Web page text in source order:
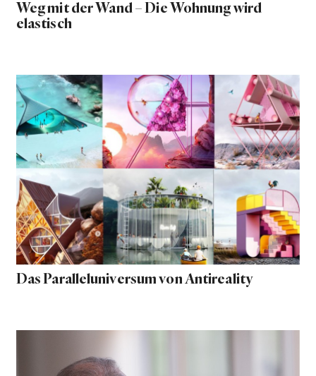
Weg mit der Wand – Die Wohnung wird
elastisch
Das Paralleluniversum von Antireality